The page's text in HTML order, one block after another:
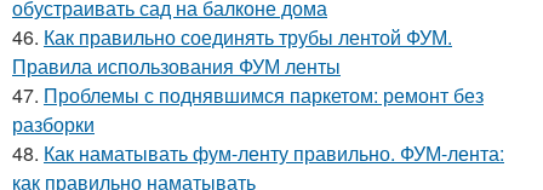
обустраивать сад на балконе дома
46. Как правильно соединять трубы лентой ФУМ.
Правила использования ФУМ ленты
47. Проблемы с поднявшимся паркетом: ремонт без
разборки
48. Как наматывать фум-ленту правильно. ФУМ-лента:
как правильно наматывать